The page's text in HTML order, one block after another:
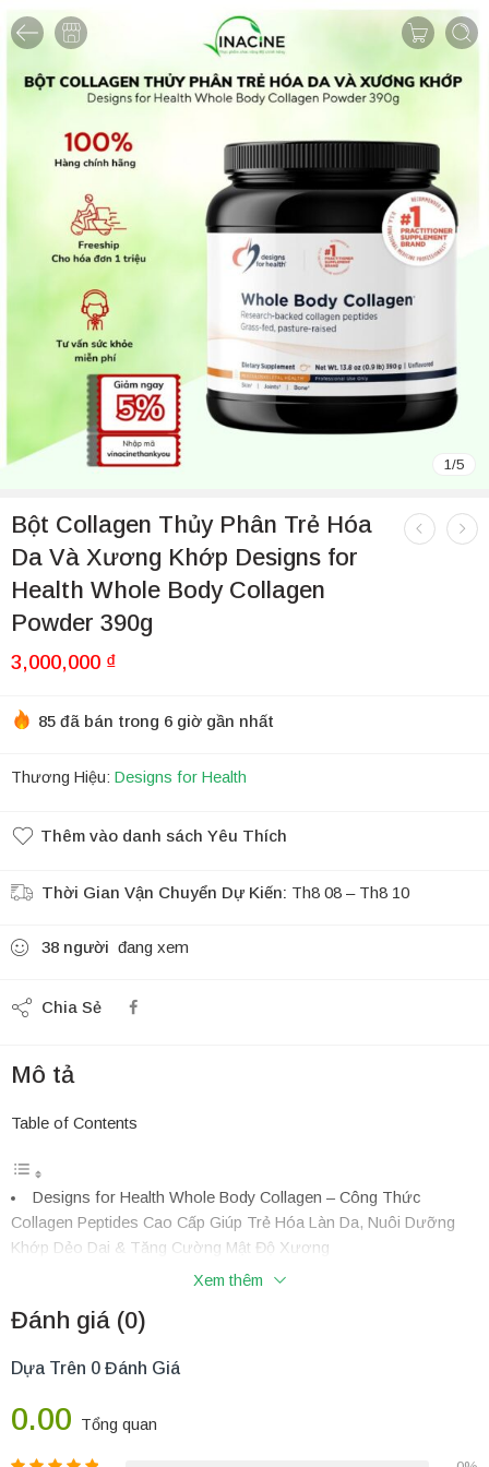
1/5
Bột Collagen Thủy Phân Trẻ Hóa
Da Và Xương Khớp Designs for
Health Whole Body Collagen
Powder 390g
3,000,000 ₫
85 đã bán trong 6 giờ gần nhất
Thương Hiệu: Designs for Health
Thêm vào danh sách Yêu Thích
Thời Gian Vận Chuyển Dự Kiến: Th8 08 – Th8 10
38 người đang xem
Chia Sẻ
Mô tả
Table of Contents
Designs for Health Whole Body Collagen – Công Thức
Collagen Peptides Cao Cấp Giúp Trẻ Hóa Làn Da, Nuôi Dưỡng
Khớp Dẻo Dai & Tăng Cường Mật Độ Xương
Nguồn Nguyên Liệu Đỉnh Cao Đạt Chuẩn Tinh Khiết Sâu
Body Collagen
Đối Tượng Sử Dụng Khuyên Dùng
Vì Sao Nên Lựa Chọn Mua Sắm Tại Vinacine?
Xem thêm
Đánh giá (0)
Dựa Trên 0 Đánh Giá
0.00 Tổng quan